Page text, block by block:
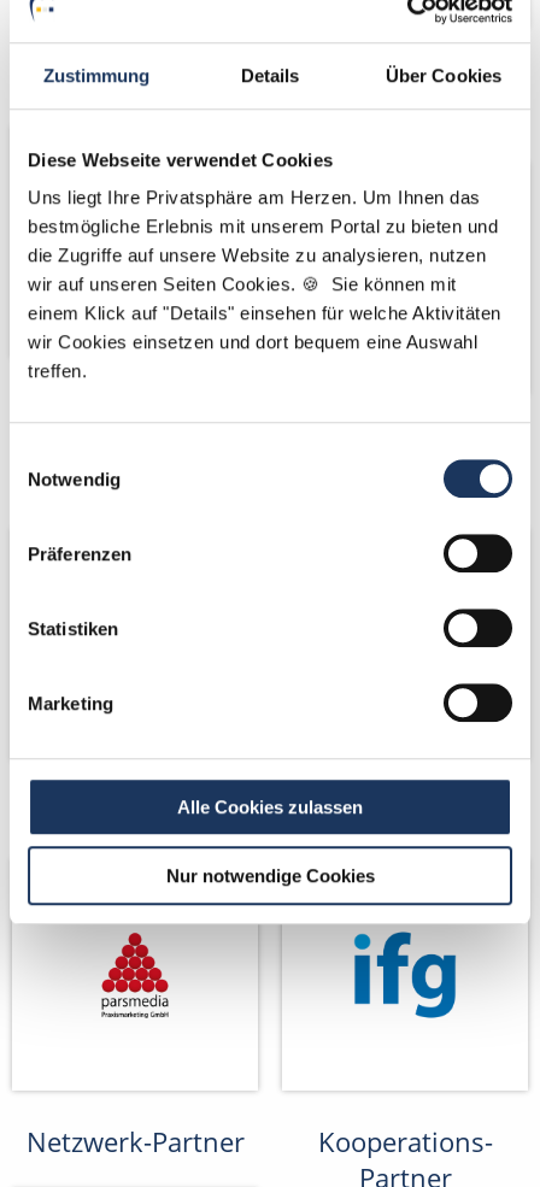
Zustimmung Details Über Cookies
Diese Webseite verwendet Cookies
Uns liegt Ihre Privatsphäre am Herzen. Um Ihnen das
bestmögliche Erlebnis mit unserem Portal zu bieten und
die Zugriffe auf unsere Website zu analysieren, nutzen
wir auf unseren Seiten Cookies. 🍪 Sie können mit
einem Klick auf "Details" einsehen für welche Aktivitäten
wir Cookies einsetzen und dort bequem eine Auswahl
treffen.
Notwendig
Präferenzen
Statistiken
Marketing
Alle Cookies zulassen
Nur notwendige Cookies
Wir fördern
Wir pflanzen
Bäume
Partner
Partner
Netzwerk-Partner Netzwerk-Partner
Netzwerk-Partner
Kooperations-
Partner